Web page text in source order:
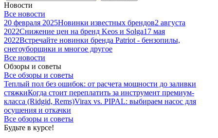
Новости
Все новости
20 февраля 2025Новинки известных брендов2 августа
2022Снижение цен на бренд Keos и Solga17 мая
2022Встречайте новинки бренда Patriot - бензопилы,
снегоуборщики и многое другое
Все новости
Обзоры и советы
Все обзоры и советы
Теплый пол без ошибок: от расчета мощности до заливки
стяжкиКогда стоит переплатить за инструмент премиум-
класса (Ridgid, Rems)Virax vs. PIPAL: выбираем насос для
осушения и откачки
Все обзоры и советы
Будьте в курсе!